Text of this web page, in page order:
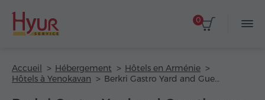
0
Accueil Hébergement
Hôtels en Arménie
Hôtels à Yenokavan
Berkri Gastro Yard and Guesthouse